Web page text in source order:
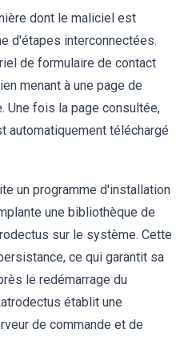
dont le maliciel est
d'étapes interconnectées.
de formulaire de contact
menant à une page de
Une fois la page consultée,
automatiquement téléchargé
un programme d'installation
une bibliothèque de
sur le système. Cette
ce qui garantit sa
le redémarrage du
établit une
de commande et de